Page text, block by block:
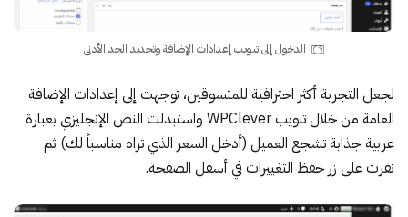
الدخول إلى تبويب إعدادات الإضافة وتحديد الحد الأدنى
لجعل التجربة أكثر احترافية للمتسوقين، توجهت إلى إعدادات الإضافة
العامة من خلال تبويب WPClever واستبدلت النص الإنجليزي بعبارة
عربية جذابة تشجع العميل (أدخل السعر الذي تراه مناسباً لك) ثم
نقرت على زر حفظ التغييرات في أسفل الصفحة.